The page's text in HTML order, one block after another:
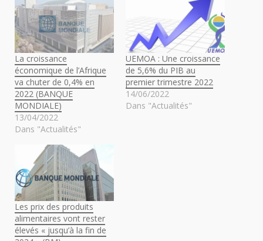
La croissance
économique de l’Afrique
va chuter de 0,4% en
2022 (BANQUE
MONDIALE)
13/04/2022
Dans "Actualités"
UEMOA : Une croissance
de 5,6% du PIB au
premier trimestre 2022
14/06/2022
Dans "Actualités"
Les prix des produits
alimentaires vont rester
élevés « jusqu’à la fin de